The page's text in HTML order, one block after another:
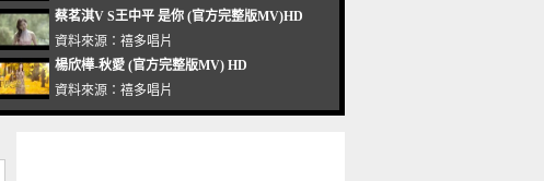
蔡茗淇V S王中平 是你 (官方完整版MV)HD
資料來源： 禧多唱片
楊欣樺-秋愛 (官方完整版MV) HD
資料來源： 禧多唱片